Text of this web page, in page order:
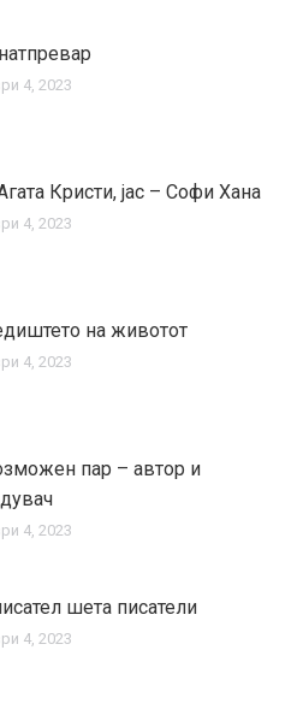
4, 2023
Кристи, јас – Софи Хана
4, 2023
на животот
4, 2023
пар – автор и
4, 2023
шета писатели
4, 2023